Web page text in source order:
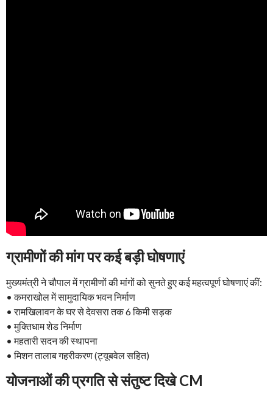
ग्रामीणों की मांग पर कई बड़ी घोषणाएं
मुख्यमंत्री ने चौपाल में ग्रामीणों की मांगों को सुनते हुए कई महत्वपूर्ण घोषणाएं कीं:
• कमराखोल में सामुदायिक भवन निर्माण
• रामखिलावन के घर से देवसरा तक 6 किमी सड़क
• मुक्तिधाम शेड निर्माण
• महतारी सदन की स्थापना
• मिशन तालाब गहरीकरण (ट्यूबवेल सहित)
योजनाओं की प्रगति से संतुष्ट दिखे CM